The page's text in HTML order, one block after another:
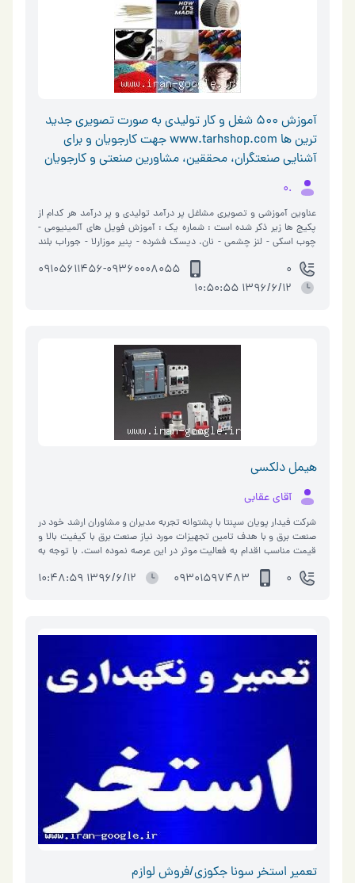
آموزش 500 شغل و کار تولیدی به صورت تصویری جدید
ترین ها www.tarhshop.com جهت کارجویان و برای
آشنایی صنعتگران، محققین، مشاورین صنعتی و کارجویان
.0
عناوین آموزشی و تصویری مشاغل پر درآمد تولیدی و پر درآمد هر کدام از
پکیج ها زیر ذکر شده است : شماره یک : آموزش فویل های آلمینیومی -
چوب اسکی - لنز چشمی - نان. دیسک فشرده - پنیر موزارلا - جوراب بلند
0
09105611456-09360008055
1396/6/12 10:50:55
هیمل دلکسی
آقای عقابی
شرکت فیدار پویان سپنتا با پشتوانه تجربه مدیران و مشاوران ارشد خود در
صنعت برق و با هدف تامین تجهیزات مورد نیاز صنعت برق با کیفیت بالا و
قیمت مناسب اقدام به فعالیت موثر در این عرصه نموده است. با توجه به
0
09301597483
1396/6/12 10:48:59
تعمیر استخر سونا جکوزی/فروش لوازم